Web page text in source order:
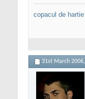
copacul de hartie
31st March 2006,